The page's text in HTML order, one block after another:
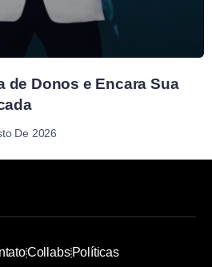
de Donos e Encara Sua
De 2026
CollabsPolíticas